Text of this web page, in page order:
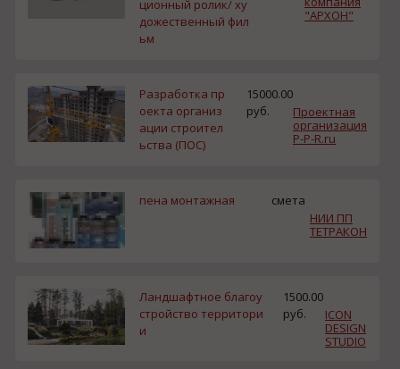
ционный ролик/ ху
дожественный фил
ьм
"АРХОН"
Разработка пр
оекта организ
ации строител
ьства (ПОС)
15000.00
руб.
Проектная
организация
P-P-R.ru
пена монтажная
смета
НИИ ПП
ТЕТРАКОН
Ландшафтное благоу
стройство территори
и
1500.00
руб.
ICON
DESIGN
STUDIO